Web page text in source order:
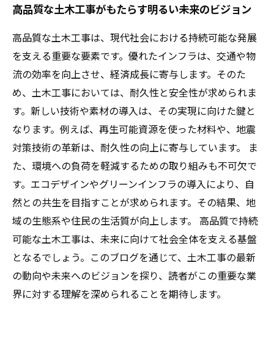
高品質な土木工事がもたらす明るい未来のビジョン
高品質な土木工事は、現代社会における持続可能な発展
を支える重要な要素です。優れたインフラは、交通や物
流の効率を向上させ、経済成長に寄与します。そのた
め、土木工事においては、耐久性と安全性が求められま
す。新しい技術や素材の導入は、その実現に向けた鍵と
なります。例えば、再生可能資源を使った材料や、地震
対策技術の革新は、耐久性の向上に寄与しています。 ま
た、環境への負荷を軽減するための取り組みも不可欠で
す。エコデザインやグリーンインフラの導入により、自
然との共生を目指すことが求められます。その結果、地
域の生態系や住民の生活質が向上します。 高品質で持続
可能な土木工事は、未来に向けて社会全体を支える基盤
となるでしょう。このブログを通じて、土木工事の最新
の動向や未来へのビジョンを探り、読者がこの重要な業
界に対する理解を深められることを期待します。